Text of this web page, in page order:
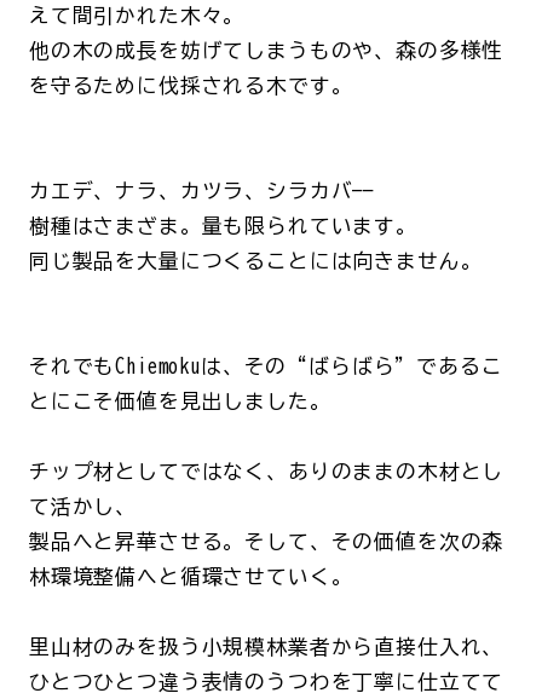
えて間引かれた木々。
他の木の成長を妨げてしまうものや、森の多様性
を守るために伐採される木です。
カエデ、ナラ、カツラ、シラカバ——
樹種はさまざま。量も限られています。
同じ製品を大量につくることには向きません。
それでもChiemokuは、その“ばらばら”であるこ
とにこそ価値を見出しました。
チップ材としてではなく、ありのままの木材とし
て活かし、
製品へと昇華させる。そして、その価値を次の森
林環境整備へと循環させていく。
里山材のみを扱う小規模林業者から直接仕入れ、
ひとつひとつ違う表情のうつわを丁寧に仕立てて